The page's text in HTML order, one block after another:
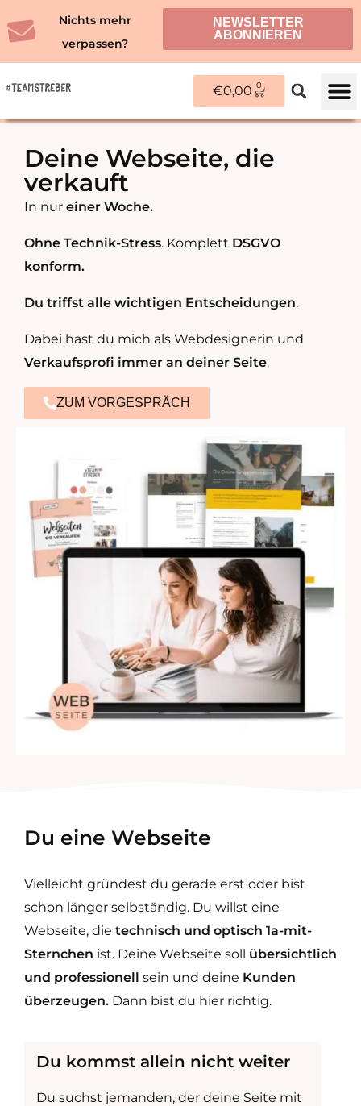
Inhalt
Nichts mehr
verpassen?
NEWSLETTER
ABONNIEREN
€0,00 0
WARENKORB
Deine Webseite, die
verkauft
In nur einer Woche.
Ohne Technik-Stress. Komplett DSGVO
konform.
Du triffst alle wichtigen Entscheidungen.
Dabei hast du mich als Webdesignerin und
Verkaufsprofi immer an deiner Seite.
ZUM VORGESPRÄCH
Du eine Webseite
Vielleicht gründest du gerade erst oder bist
schon länger selbständig. Du willst eine
Webseite, die technisch und optisch 1a-mit-
Sternchen ist. Deine Webseite soll übersichtlich
und professionell sein und deine Kunden
überzeugen. Dann bist du hier richtig.
Du kommst allein nicht weiter
Du suchst jemanden, der deine Seite mit